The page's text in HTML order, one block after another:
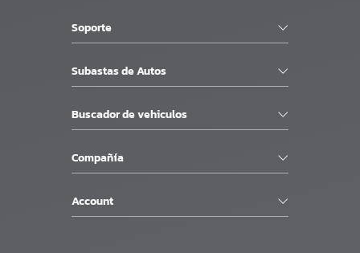
Soporte
Subastas de Autos
Buscador de vehiculos
Compañía
Account